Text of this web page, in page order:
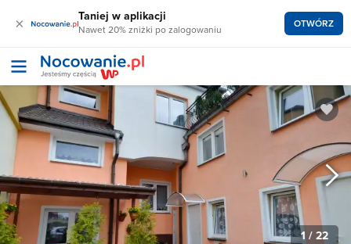
× Taniej w aplikacji
Nawet 20% zniżki po zalogowaniu OTWÓRZ
1 / 22